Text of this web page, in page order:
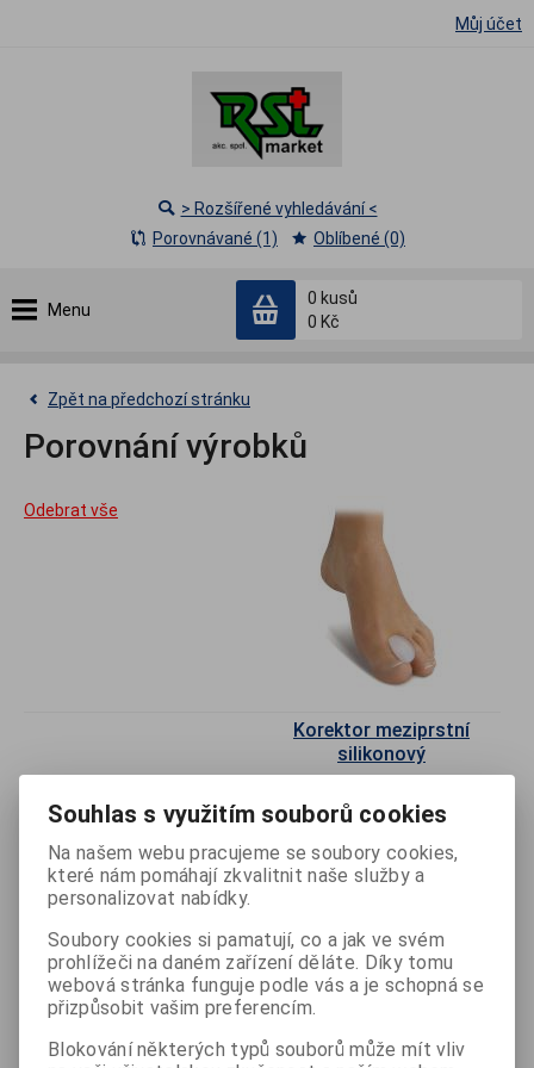
Můj účet
Menu
0 kusů
0 Kč
> Rozšířené vyhledávání <
Porovnávané (1)
Oblíbené (0)
Zpět na předchozí stránku
Porovnání výrobků
Odebrat vše
Korektor meziprstní
silikonový
Odebrat
Přidat do
košíku
s DPH
bez DPH
83 Kč
Katalogové číslo:
B-101
1 kus, rovná a koriguje
Souhlas s využitím souborů cookies
Na našem webu pracujeme se soubory cookies,
které nám pomáhají zkvalitnit naše služby a
personalizovat nabídky.
Soubory cookies si pamatují, co a jak ve svém
prohlížeči na daném zařízení děláte. Díky tomu
webová stránka funguje podle vás a je schopná se
přizpůsobit vašim preferencím.
Blokování některých typů souborů může mít vliv